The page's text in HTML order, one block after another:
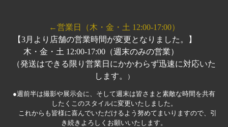
←営業日（木・金・土 12:00-17:00）
【3月より店舗の営業時間が変更となりました。】
木・金・土 12:00-17:00（週末のみの営業）
（発送はできる限り営業日にかかわらず迅速に対応いた
します。
）
●週前半は撮影や展示会に、そして週末は皆さまと素敵な時間を共有
したくこのスタイルに変更いたしました。
これからも皆様に喜んでいただけるよう努めてまいりますので、引
き続きよろしくお願いいたします。